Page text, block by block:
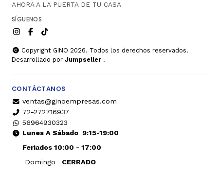
AHORA A LA PUERTA DE TU CASA
SÍGUENOS
Copyright GINO 2026. Todos los derechos reservados.
Desarrollado por Jumpseller .
CONTÁCTANOS
ventas@ginoempresas.com
72-272716937
56964930323
Lunes A Sábado9:15-19:00
Feriados 10:00 - 17:00
Domingo
CERRADO